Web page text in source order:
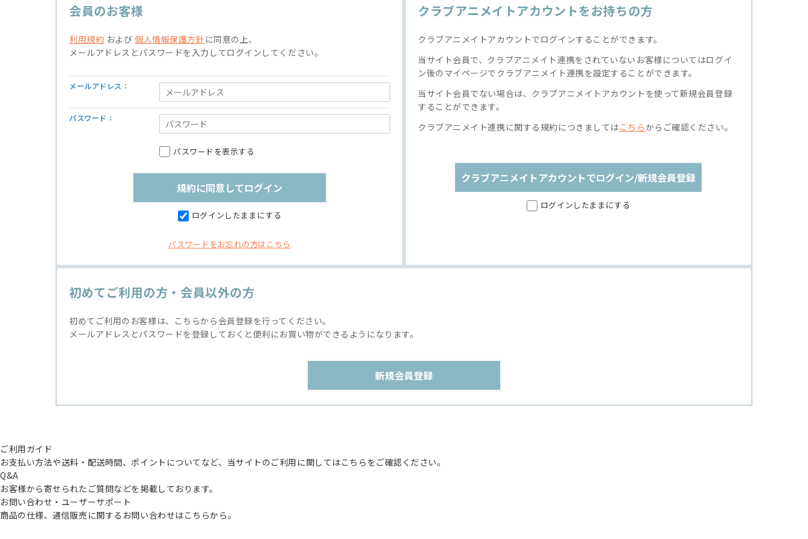
会員のお客様
利用規約 および個人情報保護方針 に同意の上、
メールアドレスとパスワードを入力してログインしてください。
メールアドレス：
パスワード：
パスワードを表示する
ログインしたままにする
パスワードをお忘れの方はこちら
クラブアニメイトアカウントをお持ちの方
クラブアニメイトアカウントでログインすることができます。
当サイト会員で、クラブアニメイト連携をされていないお客様についてはログイ
ン後のマイページでクラブアニメイト連携を設定することができます。
当サイト会員でない場合は、クラブアニメイトアカウントを使って新規会員登録
することができます。
クラブアニメイト連携に関する規約につきましてはこちらからご確認ください。
クラブアニメイトアカウントでログイン/新規会員登録
ログインしたままにする
初めてご利用の方・会員以外の方
初めてご利用のお客様は、こちらから会員登録を行ってください。
メールアドレスとパスワードを登録しておくと便利にお買い物ができるようになります。
ご利用ガイド
お支払い方法や送料・配送時間、ポイントについてなど、当サイトのご利用に関してはこちらをご確認ください。
Q&A
お客様から寄せられたご質問などを掲載しております。
お問い合わせ・ユーザーサポート
商品の仕様、通信販売に関するお問い合わせはこちらから。